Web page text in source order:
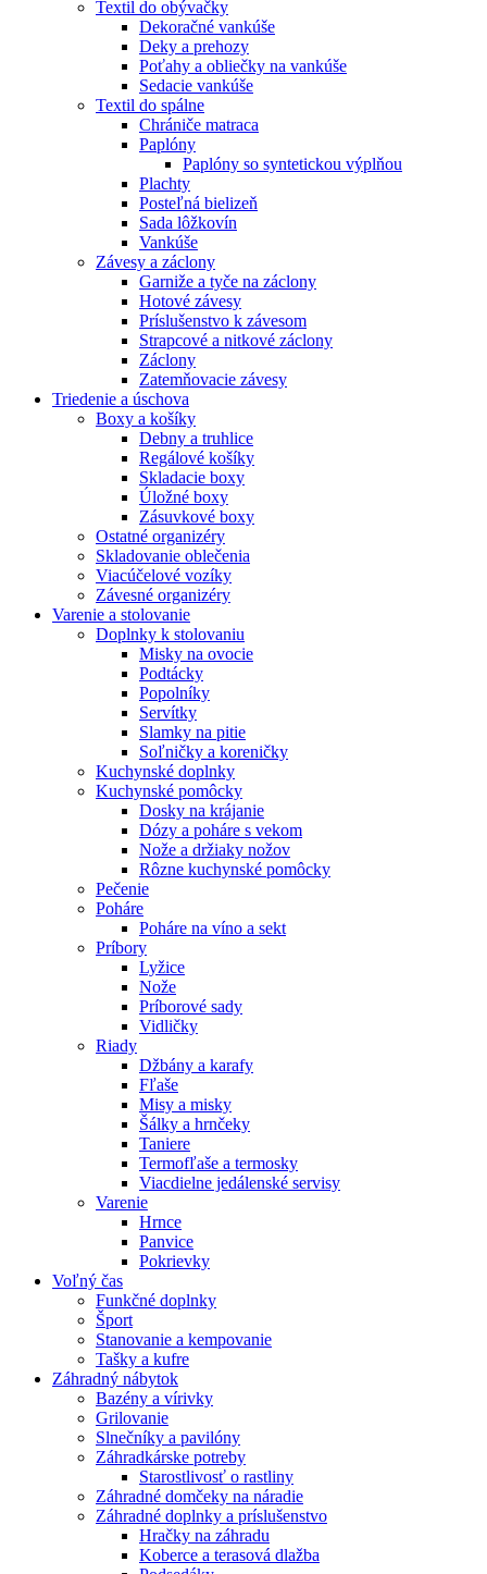
Textil do obývačky
Dekoračné vankúše
Deky a prehozy
Poťahy a obliečky na vankúše
Sedacie vankúše
Textil do spálne
Chrániče matraca
Paplóny
Paplóny so syntetickou výplňou
Plachty
Posteľná bielizeň
Sada lôžkovín
Vankúše
Závesy a záclony
Garniže a tyče na záclony
Hotové závesy
Príslušenstvo k závesom
Strapcové a nitkové záclony
Záclony
Zatemňovacie závesy
Triedenie a úschova
Boxy a košíky
Debny a truhlice
Regálové košíky
Skladacie boxy
Úložné boxy
Zásuvkové boxy
Ostatné organizéry
Skladovanie oblečenia
Viacúčelové vozíky
Závesné organizéry
Varenie a stolovanie
Doplnky k stolovaniu
Misky na ovocie
Podtácky
Popolníky
Servítky
Slamky na pitie
Soľničky a koreničky
Kuchynské doplnky
Kuchynské pomôcky
Dosky na krájanie
Dózy a poháre s vekom
Nože a držiaky nožov
Rôzne kuchynské pomôcky
Pečenie
Poháre
Poháre na víno a sekt
Príbory
Lyžice
Nože
Príborové sady
Vidličky
Riady
Džbány a karafy
Fľaše
Misy a misky
Šálky a hrnčeky
Taniere
Termofľaše a termosky
Viacdielne jedálenské servisy
Varenie
Hrnce
Panvice
Pokrievky
Voľný čas
Funkčné doplnky
Šport
Stanovanie a kempovanie
Tašky a kufre
Záhradný nábytok
Bazény a vírivky
Grilovanie
Slnečníky a pavilóny
Záhradkárske potreby
Starostlivosť o rastliny
Záhradné domčeky na náradie
Záhradné doplnky a príslušenstvo
Hračky na záhradu
Koberce a terasová dlažba